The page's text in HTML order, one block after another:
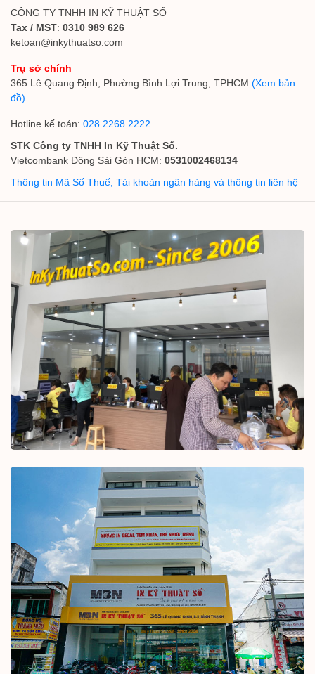
CÔNG TY TNHH IN KỸ THUẬT SỐ
Tax / MST: 0310 989 626
ketoan@inkythuatso.com
Trụ sở chính
365 Lê Quang Định, Phường Bình Lợi Trung, TPHCM (Xem bản
đồ)
Hotline kế toán: 028 2268 2222
STK Công ty TNHH In Kỹ Thuật Số.
Vietcombank Đông Sài Gòn HCM: 0531002468134
Thông tin Mã Số Thuế, Tài khoản ngân hàng và thông tin liên hệ